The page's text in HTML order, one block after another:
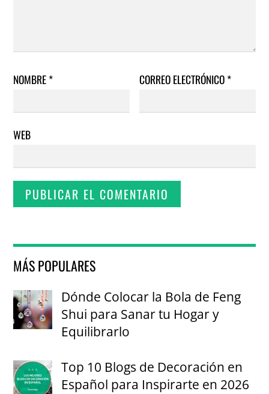
NOMBRE* CORREO ELECTRÓNICO*
WEB
MÁS POPULARES
Dónde Colocar la Bola de Feng
Shui para Sanar tu Hogar y
Equilibrarlo
Top 10 Blogs de Decoración en
Español para Inspirarte en 2026